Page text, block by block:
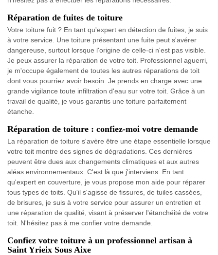
Réparation de fuites de toiture
Votre toiture fuit ? En tant qu'expert en détection de fuites, je suis
à votre service. Une toiture présentant une fuite peut s'avérer
dangereuse, surtout lorsque l'origine de celle-ci n'est pas visible.
Je peux assurer la réparation de votre toit. Professionnel aguerri,
je m'occupe également de toutes les autres réparations de toit
dont vous pourriez avoir besoin. Je prends en charge avec une
grande vigilance toute infiltration d'eau sur votre toit. Grâce à un
travail de qualité, je vous garantis une toiture parfaitement
étanche.
Réparation de toiture : confiez-moi votre demande
La réparation de toiture s'avère être une étape essentielle lorsque
votre toit montre des signes de dégradations. Ces dernières
peuvent être dues aux changements climatiques et aux autres
aléas environnementaux. C'est là que j'interviens. En tant
qu'expert en couverture, je vous propose mon aide pour réparer
tous types de toits. Qu'il s'agisse de fissures, de tuiles cassées,
de brisures, je suis à votre service pour assurer un entretien et
une réparation de qualité, visant à préserver l'étanchéité de votre
toit. N'hésitez pas à me confier votre demande.
Confiez votre toiture à un professionnel artisan à
Saint Yrieix Sous Aixe